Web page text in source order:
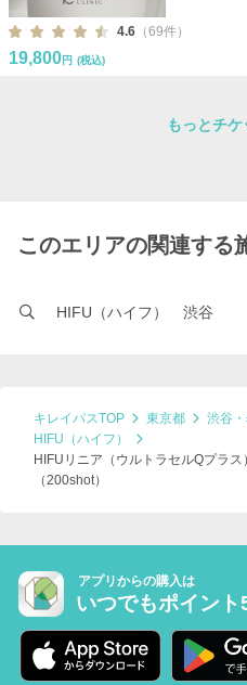
4.6 （69件）
19,800円 (税込)
もっとチ
このエリアの関連する
HIFU（ハイフ） 渋谷
キレイパスTOP 東京都 渋谷
HIFU（ハイフ）
HIFUリニア（ウルトラセルQプラ
（200shot）
アプリからの購入は
いつでもポイント